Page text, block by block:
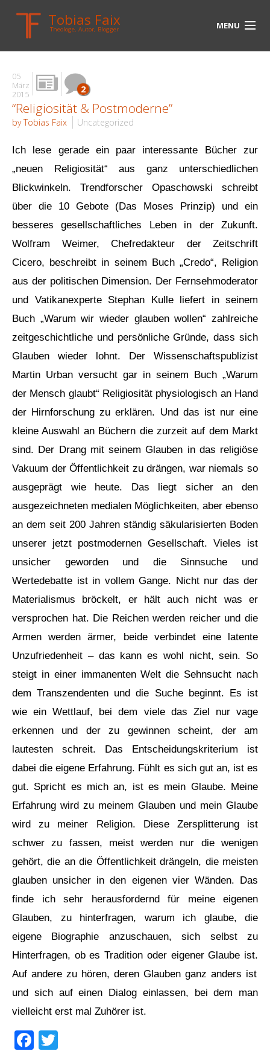
Tobias Faix
Theologe, Autor, Blogger MENU
HOME
BLOG
BIOGRAPHIE
UNTERWEGS
MEDIEN
KONTAKT
LINKS
05
März
2015
2
“Religiosität & Postmoderne”
by Tobias Faix Uncategorized
Ich lese gerade ein paar interessante Bücher zur
„neuen Religiosität“ aus ganz unterschiedlichen
Blickwinkeln. Trendforscher Opaschowski schreibt
über die 10 Gebote (Das Moses Prinzip) und ein
besseres gesellschaftliches Leben in der Zukunft.
Wolfram Weimer, Chefredakteur der Zeitschrift
Cicero, beschreibt in seinem Buch „Credo“, Religion
aus der politischen Dimension. Der Fernsehmoderator
und Vatikanexperte Stephan Kulle liefert in seinem
Buch „Warum wir wieder glauben wollen“ zahlreiche
zeitgeschichtliche und persönliche Gründe, dass sich
Glauben wieder lohnt. Der Wissenschaftspublizist
Martin Urban versucht gar in seinem Buch „Warum
der Mensch glaubt“ Religiosität physiologisch an Hand
der Hirnforschung zu erklären. Und das ist nur eine
kleine Auswahl an Büchern die zurzeit auf dem Markt
sind. Der Drang mit seinem Glauben in das religiöse
Vakuum der Öffentlichkeit zu drängen, war niemals so
ausgeprägt wie heute. Das liegt sicher an den
ausgezeichneten medialen Möglichkeiten, aber ebenso
an dem seit 200 Jahren ständig säkularisierten Boden
unserer jetzt postmodernen Gesellschaft. Vieles ist
unsicher geworden und die Sinnsuche und
Wertedebatte ist in vollem Gange. Nicht nur das der
Materialismus bröckelt, er hält auch nicht was er
versprochen hat. Die Reichen werden reicher und die
Armen werden ärmer, beide verbindet eine latente
Unzufriedenheit – das kann es wohl nicht, sein. So
steigt in einer immanenten Welt die Sehnsucht nach
dem Transzendenten und die Suche beginnt. Es ist
wie ein Wettlauf, bei dem viele das Ziel nur vage
erkennen und der zu gewinnen scheint, der am
lautesten schreit. Das Entscheidungskriterium ist
dabei die eigene Erfahrung. Fühlt es sich gut an, ist es
gut. Spricht es mich an, ist es mein Glaube. Meine
Erfahrung wird zu meinem Glauben und mein Glaube
wird zu meiner Religion. Diese Zersplitterung ist
schwer zu fassen, meist werden nur die wenigen
gehört, die an die Öffentlichkeit drängeln, die meisten
glauben unsicher in den eigenen vier Wänden. Das
finde ich sehr herausfordernd für meine eigenen
Glauben, zu hinterfragen, warum ich glaube, die
eigene Biographie anzuschauen, sich selbst zu
Hinterfragen, ob es Tradition oder eigener Glaube ist.
Auf andere zu hören, deren Glauben ganz anders ist
und sich auf einen Dialog einlassen, bei dem man
vielleicht erst mal Zuhörer ist.
Facebook